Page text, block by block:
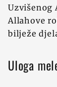
Uzvišenog
Allahove
bilježe
Uloga